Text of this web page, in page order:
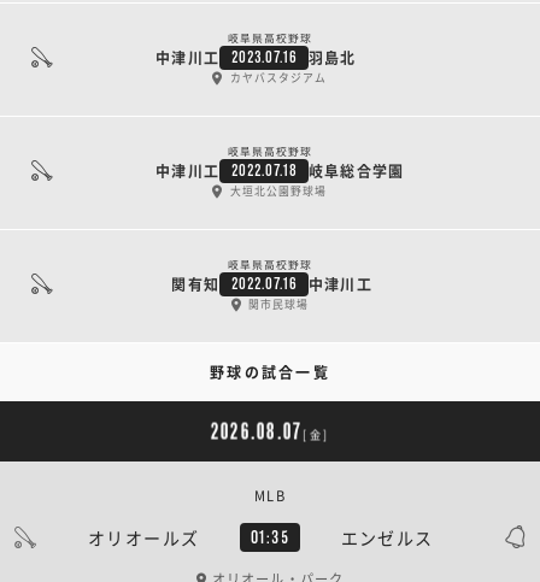
岐阜県高校野球
中津川工 2023.07.16 羽島北
カヤバスタジアム
岐阜県高校野球
中津川工 2022.07.18 岐阜総合学園
大垣北公園野球場
岐阜県高校野球
関有知 2022.07.16 中津川工
関市民球場
野球の試合一覧
2026.08.07 [金]
オリオールズ 01:35 エンゼルス
MLB